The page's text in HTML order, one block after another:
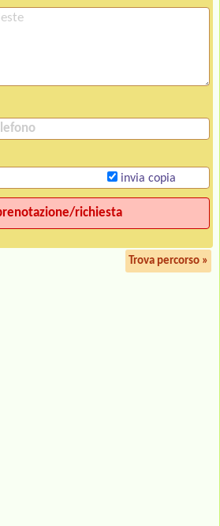
invia copia
Trova percorso »